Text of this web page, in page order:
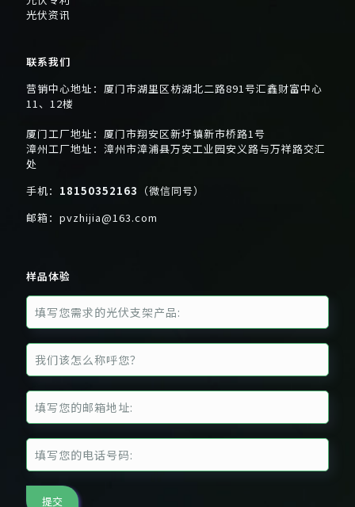
光伏资讯
联系我们
营销中心地址：厦门市湖里区枋湖北二路891号汇鑫财富中心
11、12楼
厦门工厂地址：厦门市翔安区新圩镇新市桥路1号
漳州工厂地址：漳州市漳浦县万安工业园安义路与万祥路交汇
处
手机： 18150352163 （微信同号）
邮箱： pvzhijia@163.com
样品体验